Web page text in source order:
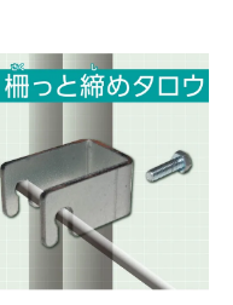
キツネ対策
タイワンリス対策
イタチ・テン・
マングース対策